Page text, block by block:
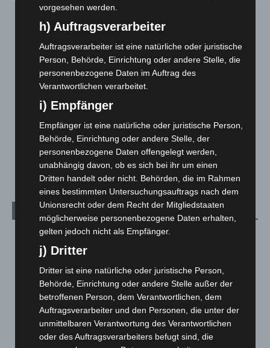
Corona-News
Hannover und Region
5.036
Langenhagen und Ortsteile
Leserbriefe
Menschen
Über uns
Veranstaltungen
August 2026(11)
Juli 2026(73)
Juni 2026(139)
Mai 2026
(99)
April 2026(99)
März 2026(115)
(109)
vorgesehen werden.
h) Auftragsverarbeiter
Auftragsverarbeiter ist eine natürliche oder juristische
Person, Behörde, Einrichtung oder andere Stelle, die
personenbezogene Daten im Auftrag des
Verantwortlichen verarbeitet.
i) Empfänger
Empfänger ist eine natürliche oder juristische Person,
Behörde, Einrichtung oder andere Stelle, der
personenbezogene Daten offengelegt werden,
unabhängig davon, ob es sich bei ihr um einen
Dritten handelt oder nicht. Behörden, die im Rahmen
eines bestimmten Untersuchungsauftrags nach dem
Unionsrecht oder dem Recht der Mitgliedstaaten
möglicherweise personenbezogene Daten erhalten,
gelten jedoch nicht als Empfänger.
j) Dritter
Dritter ist eine natürliche oder juristische Person,
Behörde, Einrichtung oder andere Stelle außer der
betroffenen Person, dem Verantwortlichen, dem
Auftragsverarbeiter und den Personen, die unter der
unmittelbaren Verantwortung des Verantwortlichen
oder des Auftragsverarbeiters befugt sind, die